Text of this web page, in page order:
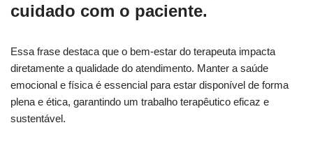
cuidado com o paciente.
Essa frase destaca que o bem-estar do terapeuta impacta
diretamente a qualidade do atendimento. Manter a saúde
emocional e física é essencial para estar disponível de forma
plena e ética, garantindo um trabalho terapêutico eficaz e
sustentável.